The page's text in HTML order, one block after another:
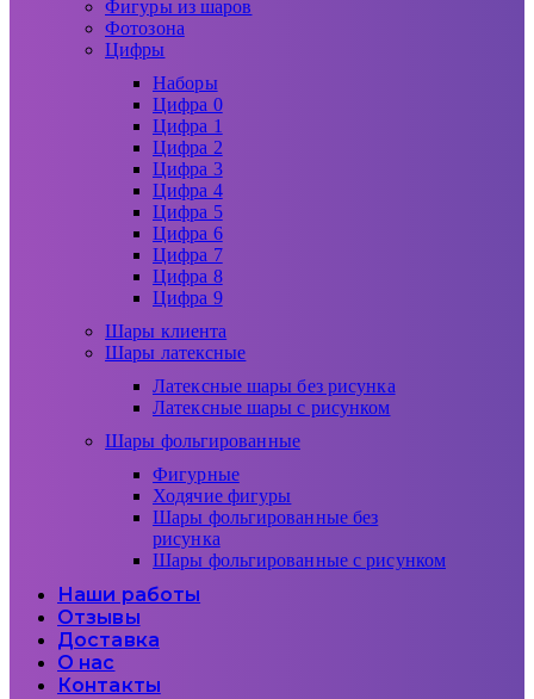
Фигуры из шаров
Фотозона
Цифры
Наборы
Цифра 0
Цифра 1
Цифра 2
Цифра 3
Цифра 4
Цифра 5
Цифра 6
Цифра 7
Цифра 8
Цифра 9
Шары клиента
Шары латексные
Латексные шары без рисунка
Латексные шары с рисунком
Шары фольгированные
Фигурные
Ходячие фигуры
Шары фольгированные без
рисунка
Шары фольгированные с рисунком
Наши работы
Отзывы
Доставка
О нас
Контакты